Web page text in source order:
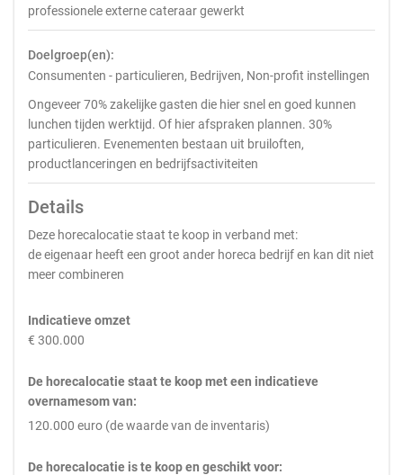
professionele externe cateraar gewerkt
Doelgroep(en):
Consumenten - particulieren, Bedrijven, Non-profit instellingen
Ongeveer 70% zakelijke gasten die hier snel en goed kunnen
lunchen tijden werktijd. Of hier afspraken plannen. 30%
particulieren. Evenementen bestaan uit bruiloften,
productlanceringen en bedrijfsactiviteiten
Details
Deze horecalocatie staat te koop in verband met:
de eigenaar heeft een groot ander horeca bedrijf en kan dit niet
meer combineren
Indicatieve omzet
€ 300.000
De horecalocatie staat te koop met een indicatieve
overnamesom van:
120.000 euro (de waarde van de inventaris)
De horecalocatie is te koop en geschikt voor: